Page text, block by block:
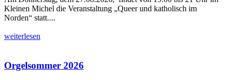
Kleinen Michel die Veranstaltung „Queer und katholisch im
Norden“ statt....
weiterlesen
Orgelsommer 2026